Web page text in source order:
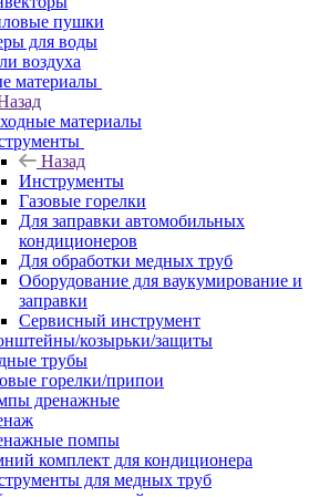
пушки
для воды
воздуха
материалы
материалы
Назад
Инструменты
Газовые горелки
Для заправки автомобильных
кондиционеров
Для обработки медных труб
Оборудование для ваукумирование и
заправки
Сервисный инструмент
козырьки/защиты
трубы
горелки/припои
дренажные
помпы
комплект для кондиционера
для медных труб